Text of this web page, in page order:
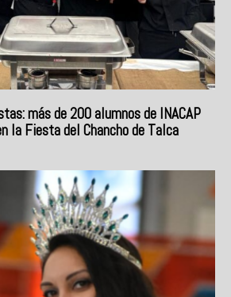
más de 200 alumnos de INACAP
la Fiesta del Chancho de Talca